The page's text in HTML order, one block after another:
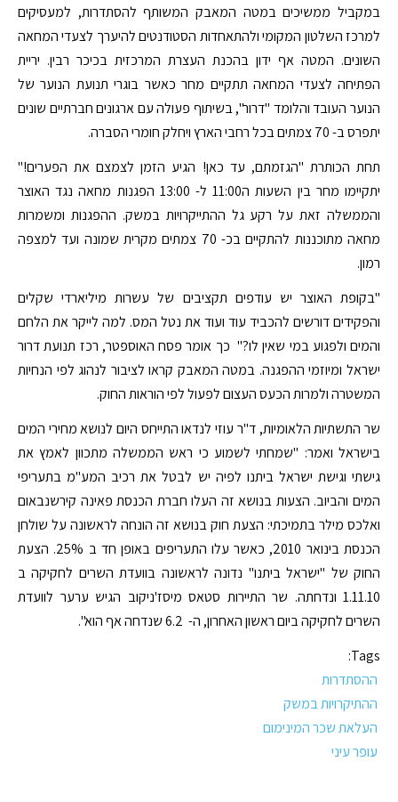
במקביל ממשיכים במטה המאבק המשותף להסתדרות, למעסיקים
למרכז השלטון המקומי ולהתאחדות הסטודנטים להיערך לצעדי המחאה
השונים. המטה אף ידון בהכנת העצרת המרכזית בכיכר רבין. יריית
הפתיחה לצעדי המחאה תתקיים מחר כאשר בוגרי תנועת הנוער של
הנוער העובד והלומד "דרור", בשיתוף פעולה עם ארגונים חברתיים שונים
יתפרס ב- 70 צמתים בכל רחבי הארץ ויחלק חומרי הסברה.
תחת הכותרת "הגזמתם, עד כאן! הגיע הזמן לצמצם את הפערים!"
יתקיימו מחר בין השעות ה11:00 ל- 13:00 הפגנות מחאה נגד האוצר
והממשלה זאת על רקע גל ההתייקרויות במשק. ההפגנות ומשמרות
מחאה מתוכננות להתקיים בכ- 70 צמתים מקרית שמונה ועד למצפה
רמון.
"בקופת האוצר יש עודפים תקציבים של עשרות מיליארדי שקלים
והפקידים דורשים להכביד עוד ועוד את נטל המס. למה לייקר את הלחם
והמים ולפגוע במי שאין לו?" כך אומר פסח האוספטר, רכז תנועת דרור
ישראל ומיוזמי ההפגנה. במטה המאבק קראו לציבור לנהוג לפי הנחיות
המשטרה ולמרות הכעס העצום לפעול לפי הוראות החוק.
שר התשתיות הלאומיות, ד"ר עוזי לנדאו התייחס היום לנושא מחירי המים
בישראל ואמר: "שמחתי לשמוע כי ראש הממשלה מתכוון לאמץ את
גישתי וגישת ישראל ביתנו לפיה יש לבטל את רכיב המע"מ בתעריפי
המים והביוב. הצעות בנושא זה העלו חברת הכנסת פאינה קירשנבאום
ואלכס מילר בתמיכתי: הצעת חוק בנושא זה הונחה לראשונה על שולחן
הכנסת בינואר 2010, כאשר עלו התעריפים באופן חד ב 25%. הצעת
החוק של "ישראל ביתנו" נדונה לראשונה בוועדת השרים לחקיקה ב
1.11.10 ונדחתה. שר התיירות סטאס מיסז'ניקוב הגיש ערער לוועדת
השרים לחקיקה ביום ראשון האחרון, ה- 6.2 שנדחה אף הוא".
Tags:
ההסתדרות
ההתיקרויות במשק
העלאת שכר המינימום
עופר עיני